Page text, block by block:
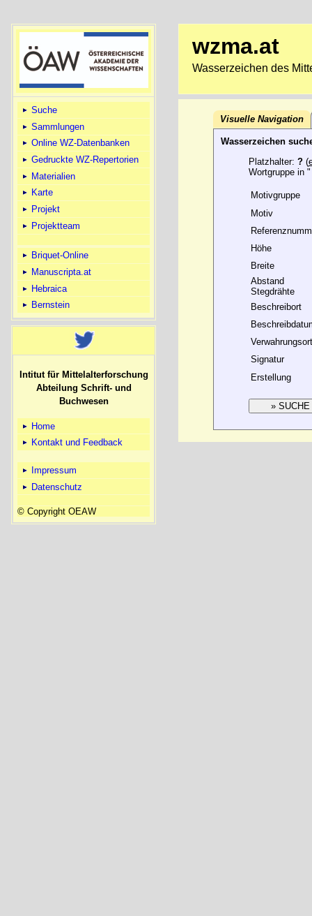
Suche
Sammlungen
Online WZ-Datenbanken
Gedruckte WZ-Repertorien
Materialien
Karte
Projekt
Projektteam
Briquet-Online
Manuscripta.at
Hebraica
Bernstein
Intitut für Mittelalterforschung
Abteilung Schrift- und
Buchwesen
Home
Kontakt und Feedback
Impressum
Datenschutz
© Copyright OEAW
wzma.at
Wasserzeichen des
Visuelle Navigation
Wasserzeichen
Platzhalter: ?(
Wortgruppe in
Motivgruppe
Motiv
Höhe
Breite
Abstand
Stegdrähte
Beschreibort
Verwahrungsort
Signatur
Erstellung